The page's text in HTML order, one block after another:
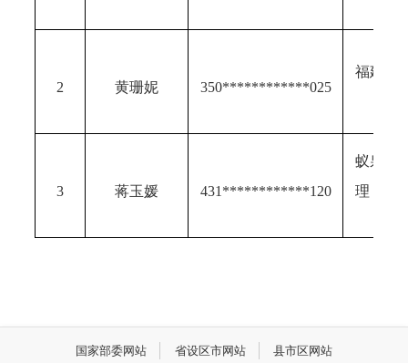
2 黄珊妮 350************025
福建省
3 蒋玉媛 431 ************120
蚁泉国
理（泉
国家部委网站 省设区市网站 县市区网站